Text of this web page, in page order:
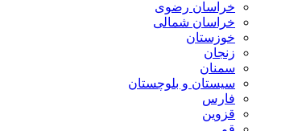
خراسان رضوی
خراسان شمالی
خوزستان
زنجان
سمنان
سیستان و بلوچستان
فارس
قزوین